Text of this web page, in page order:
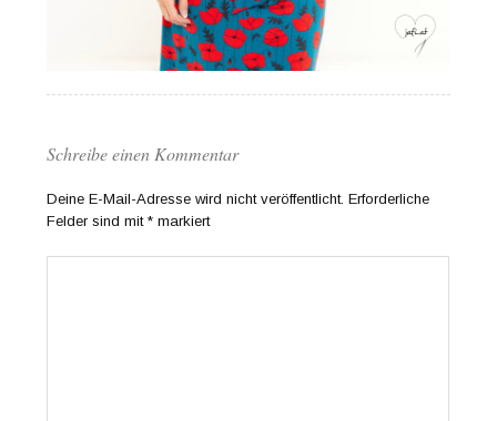
Schreibe einen Kommentar
Deine E-Mail-Adresse wird nicht veröffentlicht. Erforderliche
Felder sind mit* markiert